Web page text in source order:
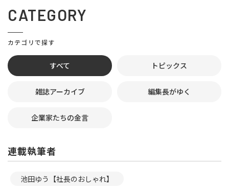
CATEGORY
カテゴリで探す
すべて トピックス
雑誌アーカイブ 編集長がゆく
企業家たちの金言
連載執筆者
池田ゆう【社長のおしゃれ】